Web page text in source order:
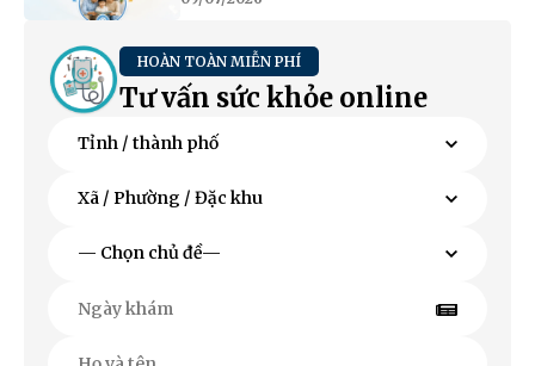
HOÀN TOÀN MIỄN PHÍ
Tư vấn sức khỏe online